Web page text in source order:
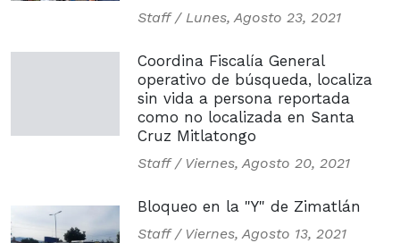
Staff / Lunes, Agosto 23, 2021
Coordina Fiscalía General
operativo de búsqueda, localiza
sin vida a persona reportada
como no localizada en Santa
Cruz Mitlatongo
Staff / Viernes, Agosto 20, 2021
Bloqueo en la "Y" de Zimatlán
Staff / Viernes, Agosto 13, 2021